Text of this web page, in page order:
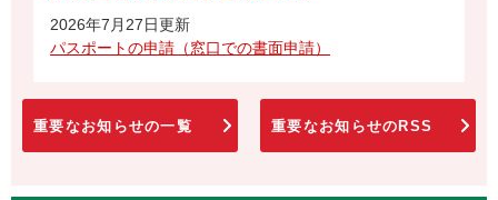
2026年7月27日更新
パスポートの申請（窓口での書面申請）
重要なお知らせの一覧 重要なお知らせのRSS